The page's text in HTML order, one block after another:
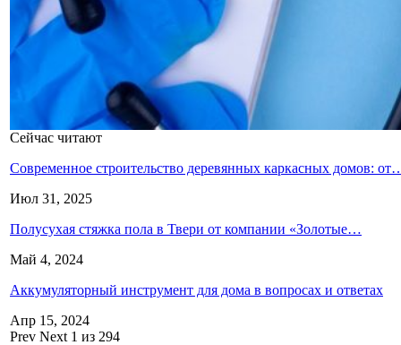
Сейчас читают
Современное строительство деревянных каркасных домов:
Июл 31, 2025
Полусухая стяжка пола в Твери от компании «Золотые…
Май 4, 2024
Аккумуляторный инструмент для дома в вопросах и ответах
Апр 15, 2024
Prev Next 1 из 294